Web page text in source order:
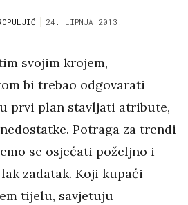
24. LIPNJA 2013.
svojim krojem,
bi trebao odgovarati
prvi plan stavljati atribute,
Potraga za trendi
se osjećati poželjno i
zadatak. Koji kupaći
tijelu, savjetuju